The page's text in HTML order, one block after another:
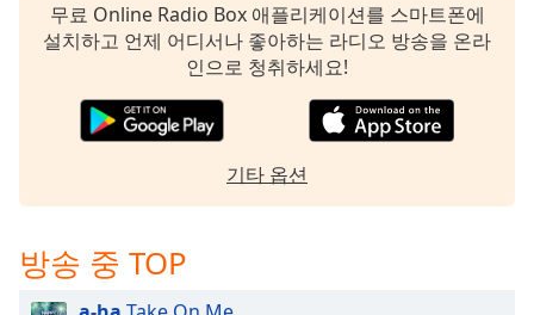
무료 Online Radio Box 애플리케이션를 스마트폰에
설치하고 언제 어디서나 좋아하는 라디오 방송을 온라
인으로 청취하세요!
기타 옵션
방송 중 TOP